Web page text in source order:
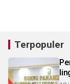
Terpopuler